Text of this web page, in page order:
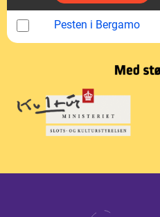
Pesten i Bergamo